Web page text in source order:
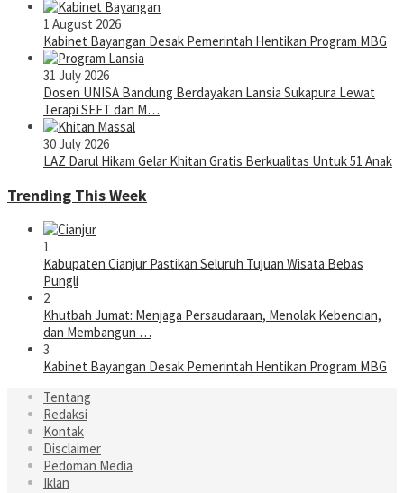
1 August 2026
Kabinet Bayangan Desak Pemerintah Hentikan Program MBG
31 July 2026
Dosen UNISA Bandung Berdayakan Lansia Sukapura Lewat
Terapi SEFT dan M…
30 July 2026
LAZ Darul Hikam Gelar Khitan Gratis Berkualitas Untuk 51 Anak
Trending This Week
1
Kabupaten Cianjur Pastikan Seluruh Tujuan Wisata Bebas
Pungli
2
Khutbah Jumat: Menjaga Persaudaraan, Menolak Kebencian,
dan Membangun …
3
Kabinet Bayangan Desak Pemerintah Hentikan Program MBG
Tentang
Redaksi
Kontak
Disclaimer
Pedoman Media
Iklan